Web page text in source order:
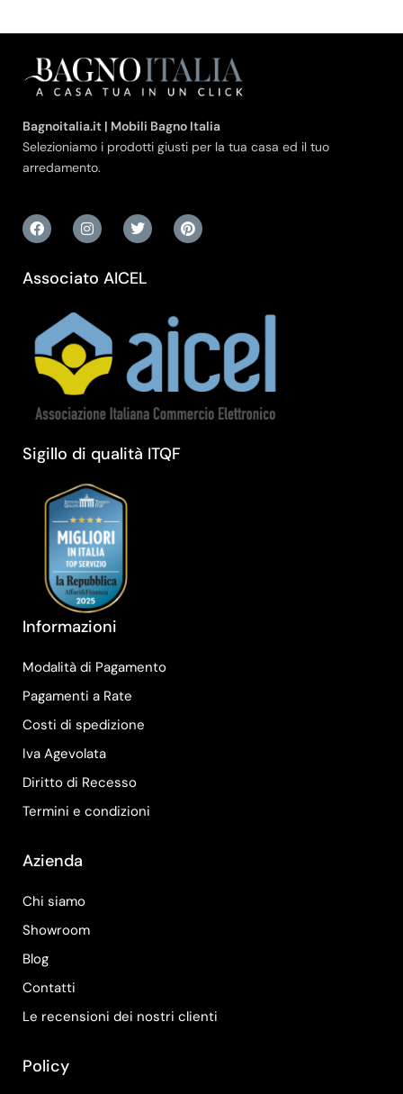
Bagnoitalia.it | Mobili Bagno Italia
Selezioniamo i prodotti giusti per la tua casa ed il tuo
arredamento.
Associato AICEL
Sigillo di qualità ITQF
Informazioni
Modalità di Pagamento
Pagamenti a Rate
Costi di spedizione
Iva Agevolata
Diritto di Recesso
Termini e condizioni
Azienda
Chi siamo
Showroom
Blog
Contatti
Le recensioni dei nostri clienti
Policy